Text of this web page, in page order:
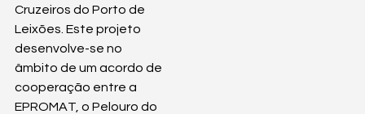
Cruzeiros do Porto de
Leixões. Este projeto
desenvolve-se no
âmbito de um acordo de
cooperação entre a
EPROMAT, o Pelouro do